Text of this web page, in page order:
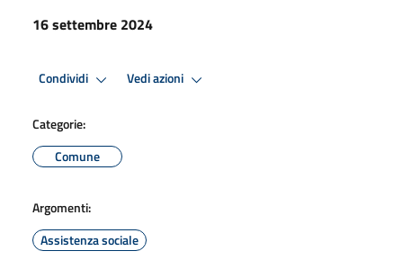
16 settembre 2024
Condividi Vedi azioni
Categorie:
Comune
Argomenti:
Assistenza sociale